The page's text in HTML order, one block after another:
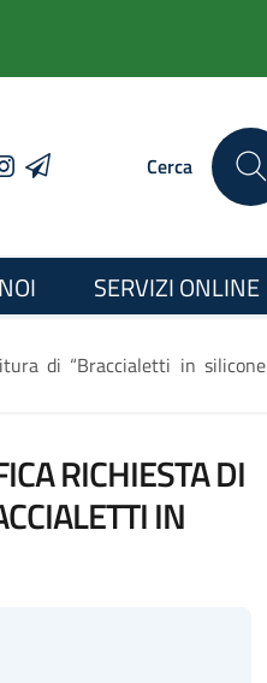
TELEGRAM Cerca
SERVIZI ONLINE
di “Braccialetti in silicone
RICHIESTA DI
IN